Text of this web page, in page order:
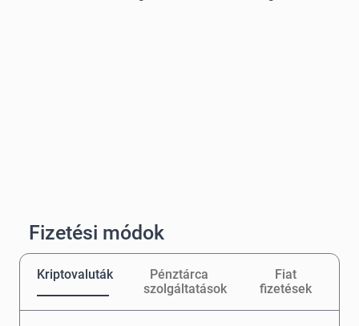
Fizetési módok
Kriptovaluták
Pénztárca
szolgáltatások
Fiat
fizetések